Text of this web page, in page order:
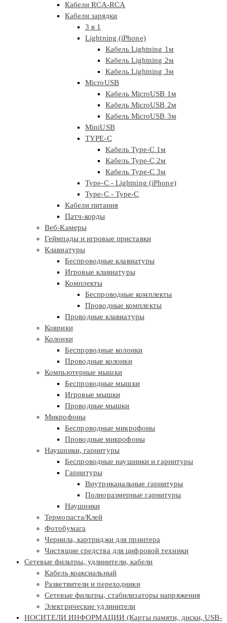
Кабели RCA-RCA
Кабели зарядки
3 в 1
Lightning (iPhone)
Кабель Lightning 1м
Кабель Lightning 2м
Кабель Lightning 3м
MicroUSB
Кабель MicroUSB 1м
Кабель MicroUSB 2м
Кабель MicroUSB 3м
MiniUSB
TYPE-C
Кабель Type-C 1м
Кабель Type-C 2м
Кабель Type-C 3м
Type-C - Lightning (iPhone)
Type-C - Type-C
Кабели питания
Патч-корды
Веб-Камеры
Геймпады и игровые приставки
Клавиатуры
Беспроводные клавиатуры
Игровые клавиатуры
Комплекты
Беспроводные комплекты
Проводные комплекты
Проводные клавиатуры
Коврики
Колонки
Беспроводные колонки
Проводные колонки
Компьютерные мышки
Беспроводные мышки
Игровые мышки
Проводные мышки
Микрофоны
Беспроводные микрофоны
Проводные микрофоны
Наушники, гарнитуры
Беспроводные наушники и гарнитуры
Гарнитуры
Внутриканальные гарнитуры
Полноразмерные гарнитуры
Наушники
Термопаста/Клей
Фотобумага
Чернила, картриджи для принтера
Чистящие средства для цифровой техники
Сетевые фильтры, удлинители, кабели
Кабель коаксиальный
Разветвители и переходники
Сетевые фильтры, стабилизаторы напряжения
Электрические удлинители
НОСИТЕЛИ ИНФОРМАЦИИ (Карты памяти, диски, USB-